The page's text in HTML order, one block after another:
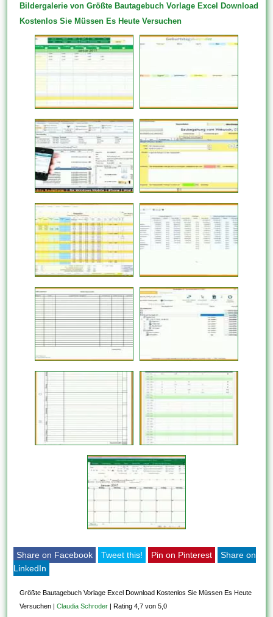
Bildergalerie von Größte Bautagebuch Vorlage Excel Download
Kostenlos Sie Müssen Es Heute Versuchen
Share on Facebook Tweet this! Pin on Pinterest
Share on
LinkedIn
Größte Bautagebuch Vorlage Excel Download Kostenlos Sie Müssen Es Heute
Versuchen |Claudia Schroder |Rating 4,7 von 5,0